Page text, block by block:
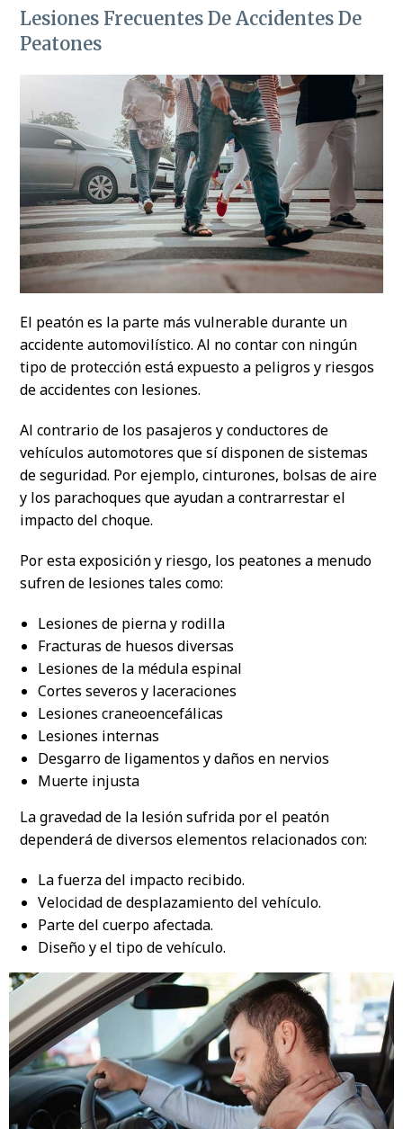
Lesiones Frecuentes De Accidentes De
Peatones
El peatón es la parte más vulnerable durante un
accidente automovilístico. Al no contar con ningún
tipo de protección está expuesto a peligros y riesgos
de accidentes con lesiones.
Al contrario de los pasajeros y conductores de
vehículos automotores que sí disponen de sistemas
de seguridad. Por ejemplo, cinturones, bolsas de aire
y los parachoques que ayudan a contrarrestar el
impacto del choque.
Por esta exposición y riesgo, los peatones a menudo
sufren de lesiones tales como:
Lesiones de pierna y rodilla
Fracturas de huesos diversas
Lesiones de la médula espinal
Cortes severos y laceraciones
Lesiones craneoencefálicas
Lesiones internas
Desgarro de ligamentos y daños en nervios
Muerte injusta
La gravedad de la lesión sufrida por el peatón
dependerá de diversos elementos relacionados con:
La fuerza del impacto recibido.
Velocidad de desplazamiento del vehículo.
Parte del cuerpo afectada.
Diseño y el tipo de vehículo.